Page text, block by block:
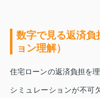
数字で見る返済負
ョン理解）
住宅ローンの返済負担を
シミュレーションが不可